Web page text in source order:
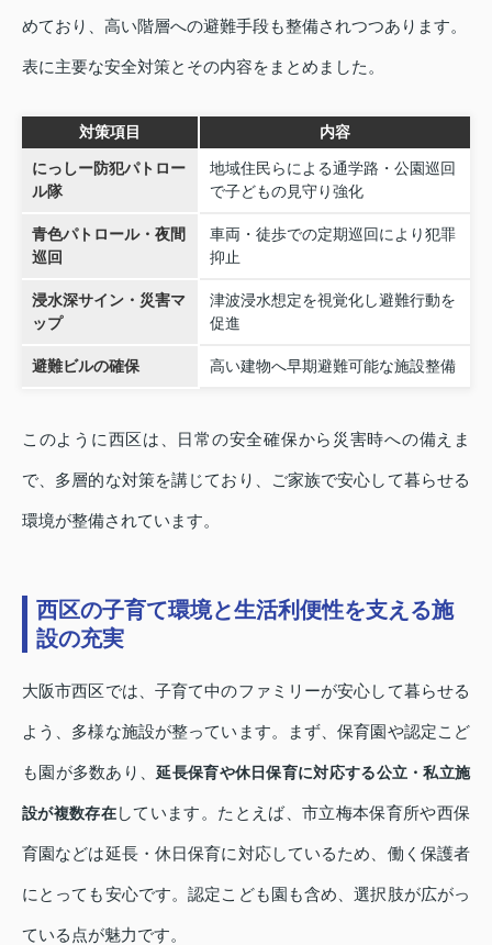
めており、高い階層への避難手段も整備されつつあります。
表に主要な安全対策とその内容をまとめました。
対策項目 内容
にっしー防犯パトロー
ル隊
地域住民らによる通学路・公園巡回
で子どもの見守り強化
青色パトロール・夜間
巡回
車両・徒歩での定期巡回により犯罪
抑止
浸水深サイン・災害マ
ップ
津波浸水想定を視覚化し避難行動を
促進
避難ビルの確保 高い建物へ早期避難可能な施設整備
このように西区は、日常の安全確保から災害時への備えま
で、多層的な対策を講じており、ご家族で安心して暮らせる
環境が整備されています。
西区の子育て環境と生活利便性を支える施
設の充実
大阪市西区では、子育て中のファミリーが安心して暮らせる
よう、多様な施設が整っています。まず、保育園や認定こど
も園が多数あり、延長保育や休日保育に対応する公立・私立施
設が複数存在しています。たとえば、市立梅本保育所や西保
育園などは延長・休日保育に対応しているため、働く保護者
にとっても安心です。認定こども園も含め、選択肢が広がっ
ている点が魅力です。